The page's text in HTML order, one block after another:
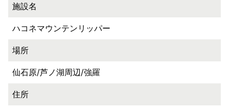
施設名
ハコネマウンテンリッパー
場所
仙石原/芦ノ湖周辺/強羅
住所